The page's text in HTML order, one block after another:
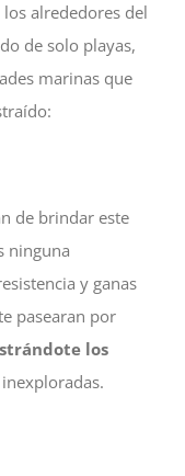
alrededores del
de solo playas,
marinas que
de brindar este
ninguna
y ganas
pasearan por
los
inexploradas.